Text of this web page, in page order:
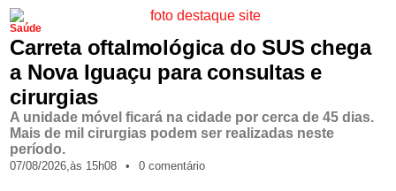
Saúde
Carreta oftalmológica do SUS chega
a Nova Iguaçu para consultas e
cirurgias
A unidade móvel ficará na cidade por cerca de 45 dias.
Mais de mil cirurgias podem ser realizadas neste
período.
07/08/2026,às 15h08 • 0 comentário